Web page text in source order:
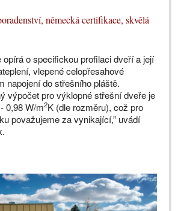
německá certifikace, skvělá
opírá o specifickou profilaci dveří a její
vlepené celopřesahové
napojení do střešního pláště.
výpočet pro výklopné střešní dveře je
0,98 W/m2K (dle rozměru), což pro
považujeme za vynikající,” uvádí